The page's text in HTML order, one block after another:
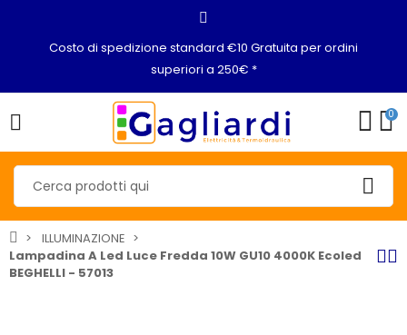
Costo di spedizione standard €10 Gratuita per ordini
superiori a 250€ *
0
ILLUMINAZIONE
Lampadina A Led Luce Fredda 10W GU10 4000K Ecoled
BEGHELLI - 57013